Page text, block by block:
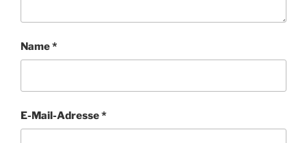
Name*
E-Mail-Adresse*